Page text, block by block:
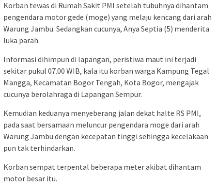
Korban tewas di Rumah Sakit PMI setelah tubuhnya dihantam
pengendara motor gede (moge) yang melaju kencang dari arah
Warung Jambu. Sedangkan cucunya, Anya Septia (5) menderita
luka parah.
Informasi dihimpun di lapangan, peristiwa maut ini terjadi
sekitar pukul 07.00 WIB, kala itu korban warga Kampung Tegal
Mangga, Kecamatan Bogor Tengah, Kota Bogor, mengajak
cucunya berolahraga di Lapangan Sempur.
Kemudian keduanya menyeberang jalan dekat halte RS PMI,
pada saat bersamaan meluncur pengendara moge dari arah
Warung Jambu dengan kecepatan tinggi sehingga kecelakaan
pun tak terhindarkan.
Korban sempat terpental beberapa meter akibat dihantam
motor besar itu.